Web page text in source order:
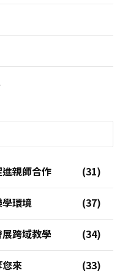
親師合作
環境
跨域教學
來